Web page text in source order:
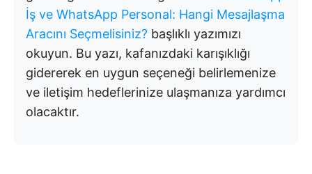
İş ve WhatsApp Personal: Hangi Mesajlaşma
Aracını Seçmelisiniz? başlıklı yazımızı
okuyun. Bu yazı, kafanızdaki karışıklığı
gidererek en uygun seçeneği belirlemenize
ve iletişim hedeflerinize ulaşmanıza yardımcı
olacaktır.